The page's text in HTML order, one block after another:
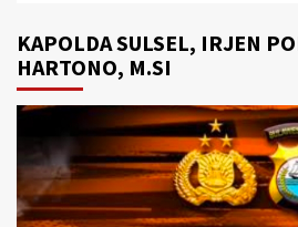
KAPOLDA SULSEL, IRJEN
HARTONO, M.SI